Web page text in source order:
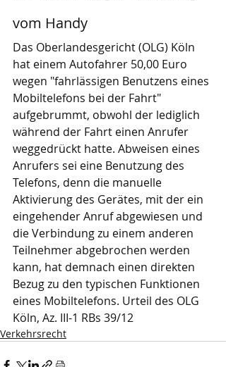
vom Handy
Das Oberlandesgericht (OLG) Köln
hat einem Autofahrer 50,00 Euro
wegen "fahrlässigen Benutzens eines
Mobiltelefons bei der Fahrt"
aufgebrummt, obwohl der lediglich
während der Fahrt einen Anrufer
weggedrückt hatte. Abweisen eines
Anrufers sei eine Benutzung des
Telefons, denn die manuelle
Aktivierung des Gerätes, mit der ein
eingehender Anruf abgewiesen und
die Verbindung zu einem anderen
Teilnehmer abgebrochen werden
kann, hat demnach einen direkten
Bezug zu den typischen Funktionen
eines Mobiltelefons. Urteil des OLG
Köln, Az. III-1 RBs 39/12
Verkehrsrecht